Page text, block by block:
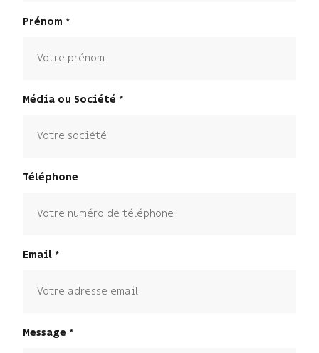
Prénom
Média ou Société
Téléphone
Email
Message